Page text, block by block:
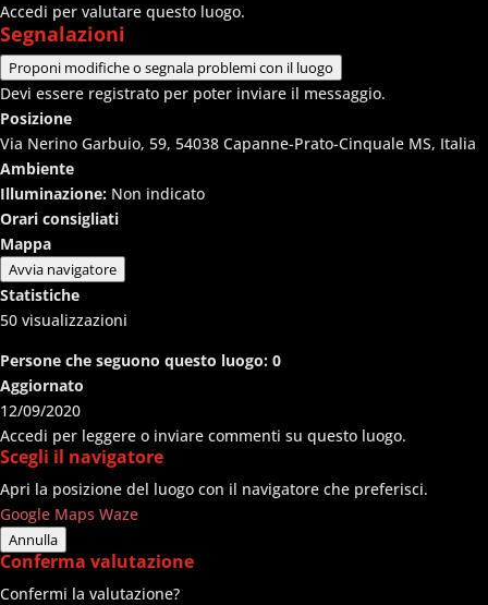
Accedi per valutare questo luogo.
Segnalazioni
Proponi modifiche o segnala problemi con il luogo
Devi essere registrato per poter inviare il messaggio.
Posizione
Via Nerino Garbuio, 59, 54038 Capanne-Prato-Cinquale MS, Italia
Ambiente
Illuminazione: Non indicato
Orari consigliati
Mappa
Avvia navigatore
Statistiche
50 visualizzazioni
Persone che seguono questo luogo: 0
Aggiornato
12/09/2020
Accedi per leggere o inviare commenti su questo luogo.
Scegli il navigatore
Apri la posizione del luogo con il navigatore che preferisci.
Google Maps Waze
Annulla
Conferma valutazione
Confermi la valutazione?